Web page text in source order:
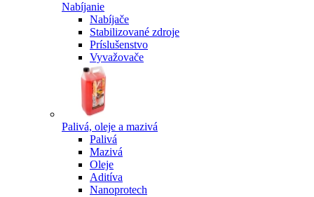
Nabíjanie
Nabíjače
Stabilizované zdroje
Príslušenstvo
Vyvažovače
Palivá, oleje a mazivá
Palivá
Mazivá
Oleje
Aditíva
Nanoprotech